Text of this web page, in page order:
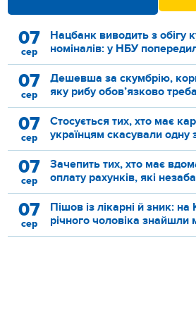
07
сер
Нацбанк виводить з обігу
номіналів: у НБУ
07
сер
Дешевша за скумбрію,
яку рибу обов’язково
07
сер
Стосується тих, хто має
українцям скасували одну
07
сер
Зачепить тих, хто має
оплату рахунків, які
07
сер
Пішов із лікарні й зник: на
річного чоловіка знайшли